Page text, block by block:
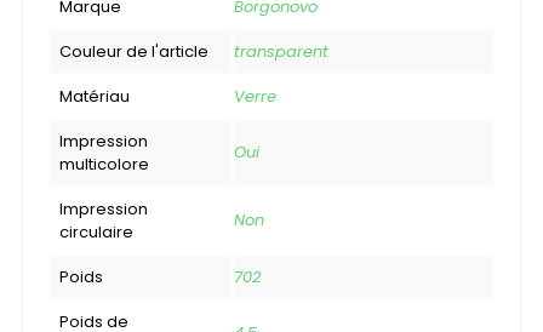
Marque
Borgonovo
Couleur de l'article
transparent
Matériau
Verre
Impression
multicolore
Oui
Impression
circulaire
Non
Poids
702
Poids de